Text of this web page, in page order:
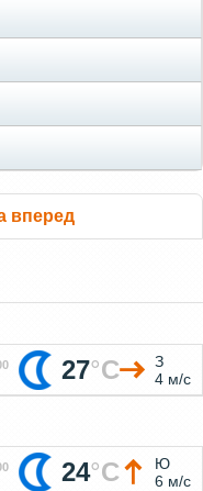
вперед
27°C
З
4 м/с
24°C
Ю
6 м/с